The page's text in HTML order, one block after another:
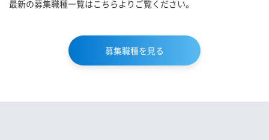
最新の募集職種一覧はこちらよりご覧ください。
募集職種を見る